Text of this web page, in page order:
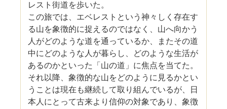
レスト街道を歩いた。
この旅では、エベレストという神々しく存在す
る山を象徴的に捉えるのではなく、山へ向かう
人がどのような道を通っているか、またその道
中にどのような人が暮らし、どのような生活が
あるのかといった「山の道」に焦点を当てた。
それ以降、象徴的な山をどのように見るかとい
うことは現在も継続して取り組んでいるが、日
本人にとって古来より信仰の対象であり、象徴